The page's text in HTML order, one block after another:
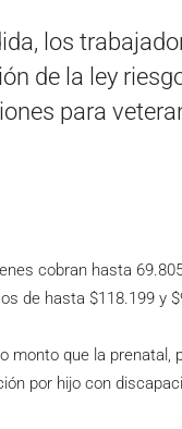
los
de la ley
para
cobran hasta
de hasta $118.199 y
monto que la prenatal,
por hijo con